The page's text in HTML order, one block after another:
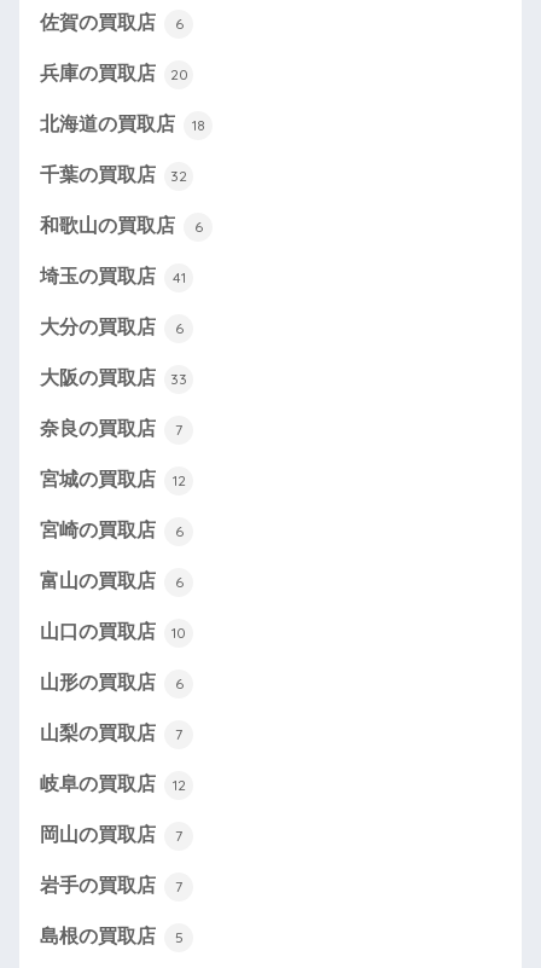
佐賀の買取店 6
兵庫の買取店 20
北海道の買取店 18
千葉の買取店 32
和歌山の買取店 6
埼玉の買取店 41
大分の買取店 6
大阪の買取店 33
奈良の買取店 7
宮城の買取店 12
宮崎の買取店 6
富山の買取店 6
山口の買取店 10
山形の買取店 6
山梨の買取店 7
岐阜の買取店 12
岡山の買取店 7
岩手の買取店 7
島根の買取店 5